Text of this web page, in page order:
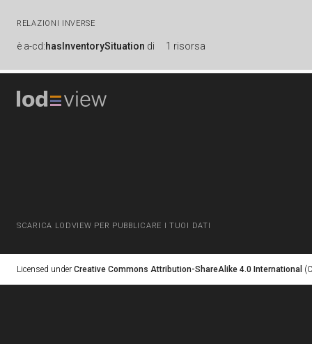
RELAZIONI INVERSE
è a-cd:hasInventorySituation di 1 risorsa
SCARICA LODVIEW PER PUBBLICARE I TUOI DATI
Licensed under Creative Commons Attribution-ShareAlike 4.0 International